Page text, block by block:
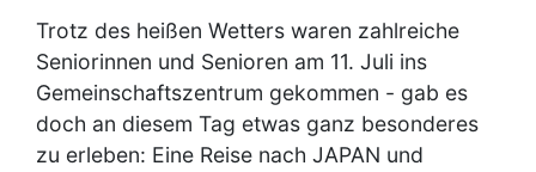
Trotz des heißen Wetters waren zahlreiche
Seniorinnen und Senioren am 11. Juli ins
Gemeinschaftszentrum gekommen - gab es
doch an diesem Tag etwas ganz besonderes
zu erleben: Eine Reise nach JAPAN und